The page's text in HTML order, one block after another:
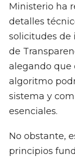
Ministerio ha
detalles
solicitudes de
de
alegando que
algoritmo
sistema y
esenciales.
No obstante,
principios